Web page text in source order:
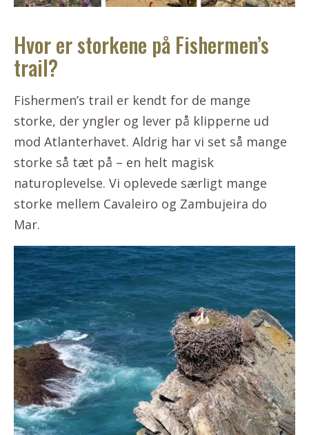
Hvor er storkene på Fishermen’s
trail?
Fishermen’s trail er kendt for de mange
storke, der yngler og lever på klipperne ud
mod Atlanterhavet. Aldrig har vi set så mange
storke så tæt på – en helt magisk
naturoplevelse. Vi oplevede særligt mange
storke mellem Cavaleiro og Zambujeira do
Mar.